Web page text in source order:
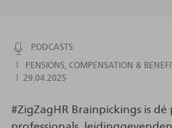
PODCASTS
PENSIONS COMPENSATION &
29.04.2025
#ZigZagHR Brainpickings is dé